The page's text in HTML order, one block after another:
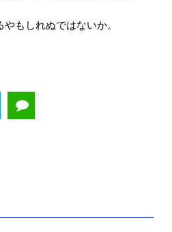
もしれぬではないか。